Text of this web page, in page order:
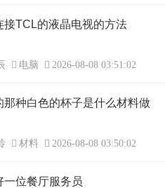
接TCL的液晶电视的方法
电脑 2026-08-08 03:51:02
那种白色的杯子是什么材料做
材料 2026-08-08 03:50:02
一位餐厅服务员